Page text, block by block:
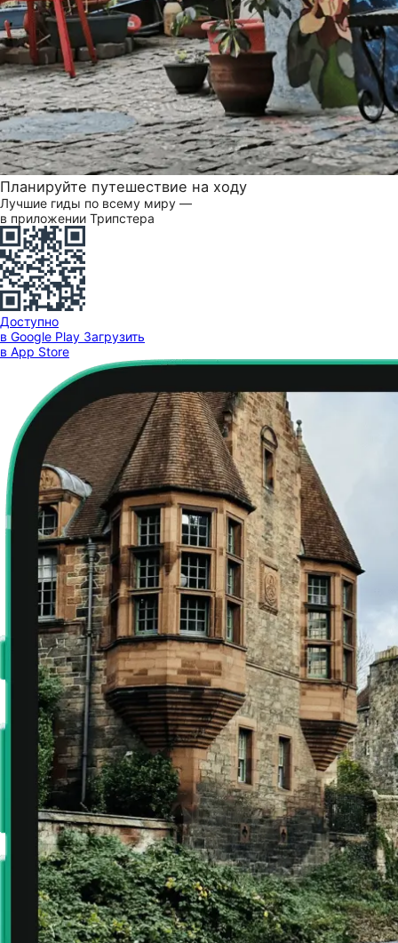
Планируйте путешествие на ходу
Лучшие гиды по всему миру —
в приложении Трипстера
Доступно
в Google Play Загрузить
в App Store